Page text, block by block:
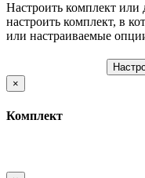
Настроить комплект или
настроить комплект, в
или настраиваемые
×
Комплект